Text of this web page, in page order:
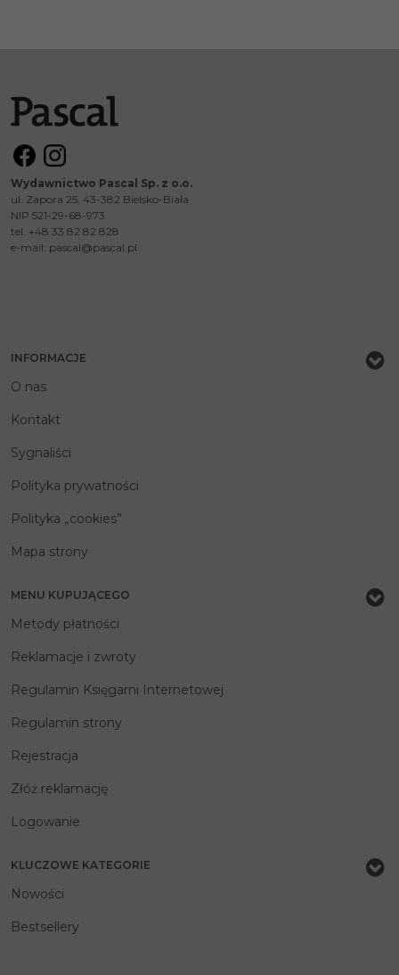
Wydawnictwo Pascal Sp. z o.o.
ul. Zapora 25, 43-382 Bielsko-Biała
NIP 521-29-68-973
tel. +48 33 82 82 828
e-mail: pascal@pascal.pl
INFORMACJE
O nas
Kontakt
Sygnaliści
Polityka prywatności
Polityka „cookies”
Mapa strony
MENU KUPUJĄCEGO
Metody płatności
Reklamacje i zwroty
Regulamin Księgarni Internetowej
Regulamin strony
Rejestracja
Złóż reklamację
Logowanie
KLUCZOWE KATEGORIE
Nowości
Bestsellery